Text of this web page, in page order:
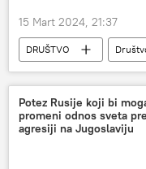
15 Mart 2024, 21:37
DRUŠTVO
Rusija – društvo
patrijarh Porfirije
Potez Rusije koji bi
promeni odnos sveta
agresiji na Jugoslaviju